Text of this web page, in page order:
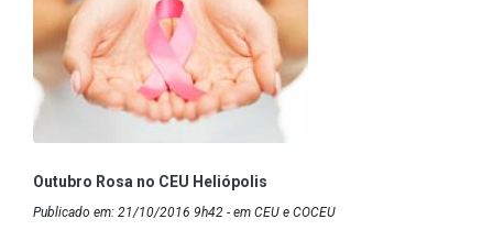
Outubro Rosa no CEU Heliópolis
Publicado em: 21/10/2016 9h42 - em CEU e COCEU